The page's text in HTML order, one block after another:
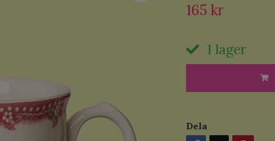
165 kr
I lager
Dela